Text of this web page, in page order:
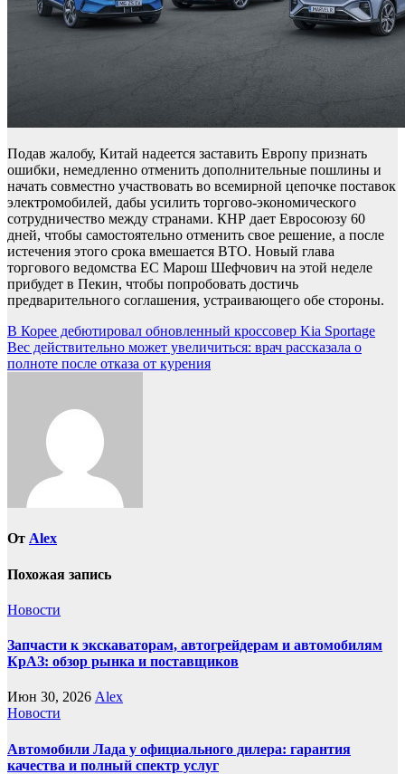
Подав жалобу, Китай надеется заставить Европу признать
ошибки, немедленно отменить дополнительные пошлины и
начать совместно участвовать во всемирной цепочке поставок
электромобилей, дабы усилить торгово-экономического
сотрудничество между странами. КНР дает Евросоюзу 60
дней, чтобы самостоятельно отменить свое решение, а после
истечения этого срока вмешается ВТО. Новый глава
торгового ведомства ЕС Марош Шефчович на этой неделе
прибудет в Пекин, чтобы попробовать достичь
предварительного соглашения, устраивающего обе стороны.
Навигация
по
В Корее дебютировал обновленный кроссовер Kia Sportage
Вес действительно может увеличиться: врач рассказала о
полноте после отказа от курения
От Alex
Похожая запись
Новости
Запчасти к экскаваторам, автогрейдерам и автомобилям
КрАЗ: обзор рынка и поставщиков
Июн 30, 2026 Alex
Новости
Автомобили Лада у официального дилера: гарантия
качества и полный спектр услуг